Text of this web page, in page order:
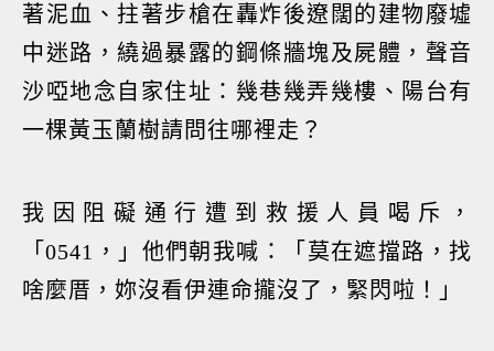
著泥血、拄著步槍在轟炸後遼闊的建物廢墟
中迷路，繞過暴露的鋼條牆塊及屍體，聲音
沙啞地念自家住址：幾巷幾弄幾樓、陽台有
一棵黃玉蘭樹請問往哪裡走？
我因阻礙通行遭到救援人員喝斥，
「0541，」他們朝我喊：「莫在遮擋路，找
啥麼厝，妳沒看伊連命攏沒了，緊閃啦！」